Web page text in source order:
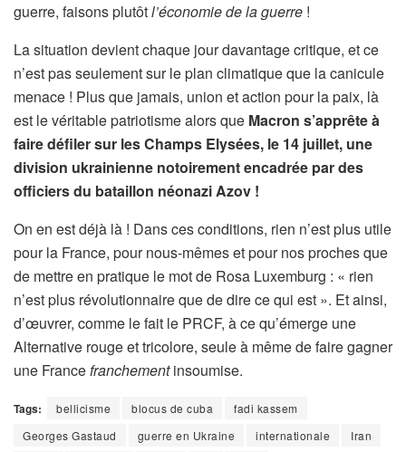
guerre, faisons plutôtl’économie de la guerre !
La situation devient chaque jour davantage critique, et ce
n’est pas seulement sur le plan climatique que la canicule
menace ! Plus que jamais, union et action pour la paix, là
est le véritable patriotisme alors que Macron s’apprête à
faire défiler sur les Champs Elysées, le 14 juillet, une
division ukrainienne notoirement encadrée par des
officiers du bataillon néonazi Azov !
On en est déjà là ! Dans ces conditions, rien n’est plus utile
pour la France, pour nous-mêmes et pour nos proches que
de mettre en pratique le mot de Rosa Luxemburg : « rien
n’est plus révolutionnaire que de dire ce qui est ». Et ainsi,
d’œuvrer, comme le fait le PRCF, à ce qu’émerge une
Alternative rouge et tricolore, seule à même de faire gagner
une Francefranchementinsoumise.
Tags: bellicisme blocus de cuba
fadi kassem
Georges Gastaud
guerre en Ukraine internationale
Iran